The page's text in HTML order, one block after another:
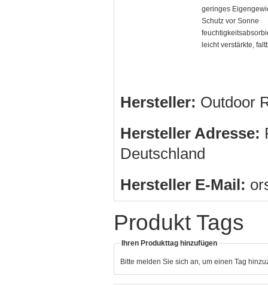
geringes
Schutz vor Sonne
leicht verstärkte,
Hersteller: Outdoor
Hersteller Adresse:
Deutschland
Hersteller E-Mail:
Produkt Tags
Ihren Produkttag hinzufügen
Bitte melden Sie sich an, um einen Tag